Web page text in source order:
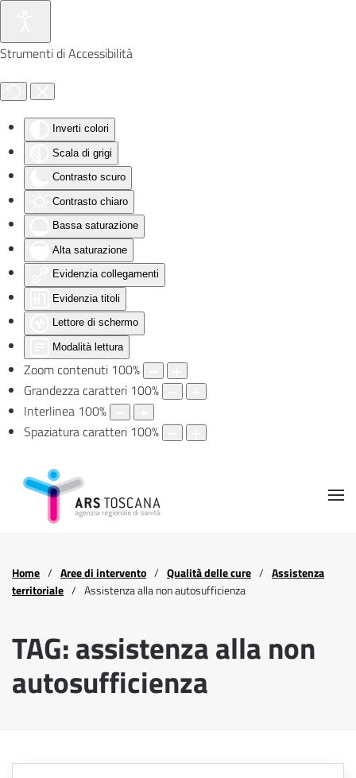
Strumenti di Accessibilità
Inverti colori
Scala di grigi
Contrasto scuro
Contrasto chiaro
Bassa saturazione
Alta saturazione
Evidenzia collegamenti
Evidenzia titoli
Lettore di schermo
Modalità lettura
Zoom contenuti 100%
Grandezza caratteri 100%
Interlinea 100%
Spaziatura caratteri 100%
Skip to main content
Home Aree di intervento Qualità delle cure
Assistenza
territoriale
Assistenza alla non autosufficienza
TAG: assistenza alla non
autosufficienza